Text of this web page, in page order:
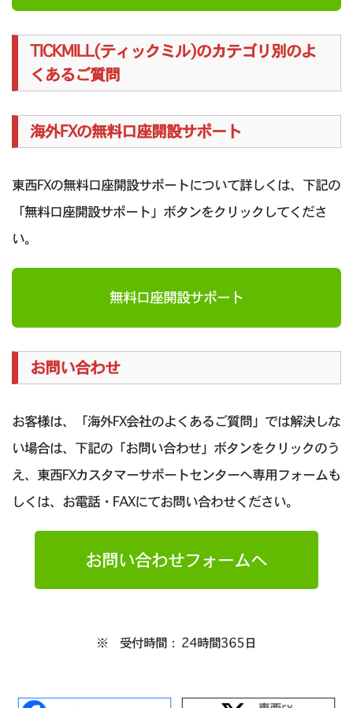
TICKMILL(ティックミル)のカテゴリ別のよ
くあるご質問
海外FXの無料口座開設サポート
東西FXの無料口座開設サポートについて詳しくは、下記の
「無料口座開設サポート」ボタンをクリックしてくださ
い。
無料口座開設サポート
お問い合わせ
お客様は、「海外FX会社のよくあるご質問」では解決しな
い場合は、下記の「お問い合わせ」ボタンをクリックのう
え、東西FXカスタマーサポートセンターへ専用フォームも
しくは、お電話・FAXにてお問い合わせください。
お問い合わせフォームへ
※ 受付時間： 24時間365日